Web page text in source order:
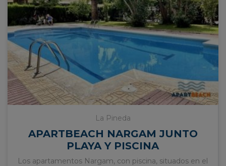
La Pineda
APARTBEACH NARGAM JUNTO
PLAYA Y PISCINA
Los apartamentos Nargam, con piscina, situados en el